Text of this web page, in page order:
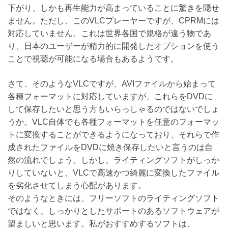
下がり、しかも再生能力が高まっていることに驚きを隠せ
ません。ただし、このVLCプレーヤーですが、CPRMには
対応していません。これは世界各国で規格が違う物であ
り、日本のユーザーが精力的に開発したオプションを使う
ことで視聴が可能になる場合もあるようです。
さて、そのようなVLCですが、AVIファイルから始まって
各種フォーマットに対応していますが、これらをDVDに
して保存したいと思う方もいらっしゃるのではないでしょ
うか。VLC自体でも各種フォーマットを任意のフォーマッ
トに変換することができるようになっており、それらで作
成されたファイルをDVDに焼き保存したいと言うのは自
然の流れでしょう。しかし、ライティングソフトがしっか
りしていないと、VLCで高速かつ綺麗に変換したファイル
を劣化させてしまう心配があります。
そのようなときには、フリーソフトのライティングソフト
ではなく、しっかりとしたサポートのあるソフトウェアが
望ましいと思います。私がおすすめするソフトは、